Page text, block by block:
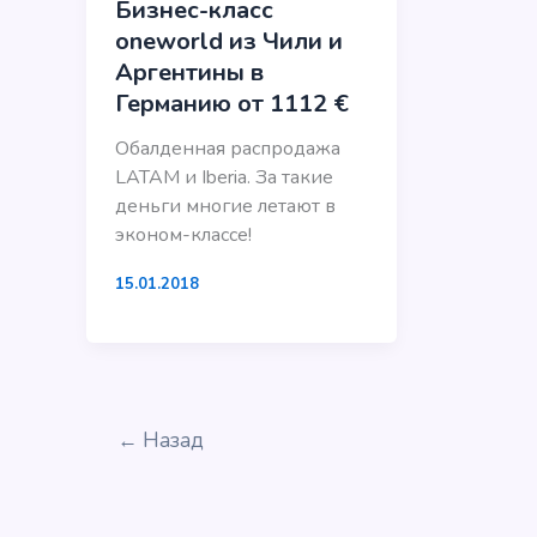
Бизнес-класс
oneworld из Чили и
Аргентины в
Германию от 1112 €
Обалденная распродажа
LATAM и Iberia. За такие
деньги многие летают в
эконом-классе!
15.01.2018
← Назад